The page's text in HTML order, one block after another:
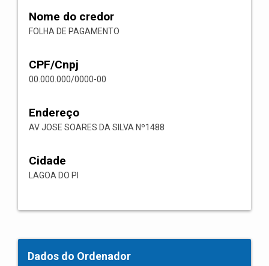
Nome do credor
FOLHA DE PAGAMENTO
CPF/Cnpj
00.000.000/0000-00
Endereço
AV JOSE SOARES DA SILVA Nº1488
Cidade
LAGOA DO PI
Dados do Ordenador